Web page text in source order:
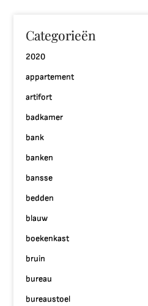
Categorieën
2020
appartement
artifort
badkamer
bank
banken
bansse
bedden
blauw
boekenkast
bruin
bureau
bureaustoel